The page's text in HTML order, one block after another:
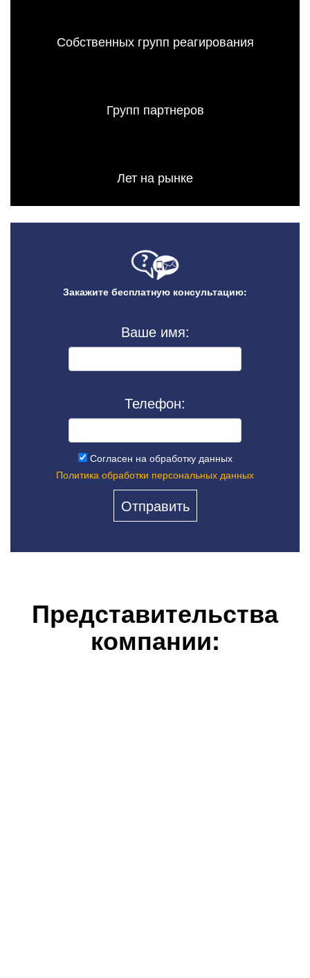
Собственных групп реагирования
Групп партнеров
Лет на рынке
Закажите бесплатную консультацию:
Ваше имя:
Телефон:
Согласен на обработку данных
Политика обработки персональных данных
Представительства
компании: